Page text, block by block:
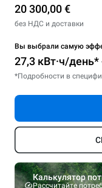
20 300,00 €
без НДС и доставки
Вы выбрали самую
27,3 кВт·ч/
*Подробности в
Калькулятор
Рассчитайте